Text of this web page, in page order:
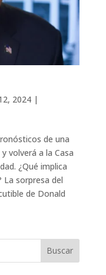
2024|
de una
volverá a la Casa
¿Qué implica
La sorpresa del
de Donald
Buscar